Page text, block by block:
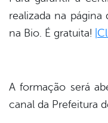
realizada na
na Bio. É gratuita!
A formação será
canal da Prefeitura